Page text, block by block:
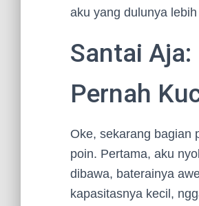
aku yang dulunya
Santai
Pernah
Oke, sekarang bagian
poin. Pertama, aku
dibawa, baterainya
kapasitasnya kecil,